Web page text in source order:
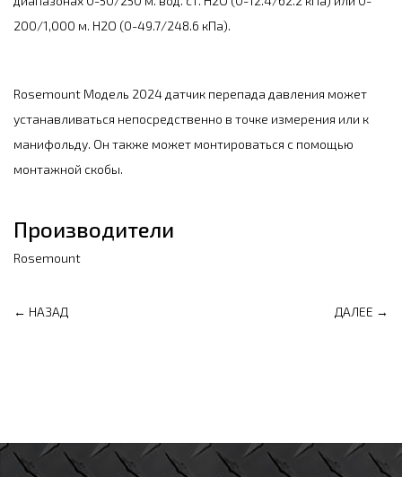
200/1,000 м. H2O (0-49.7/248.6 кПа).
Rosemount Модель 2024 датчик перепада давления может
устанавливаться непосредственно в точке измерения или к
манифольду. Он также может монтироваться с помощью
монтажной скобы.
Производители
Rosemount
← НАЗАД ДАЛЕЕ →